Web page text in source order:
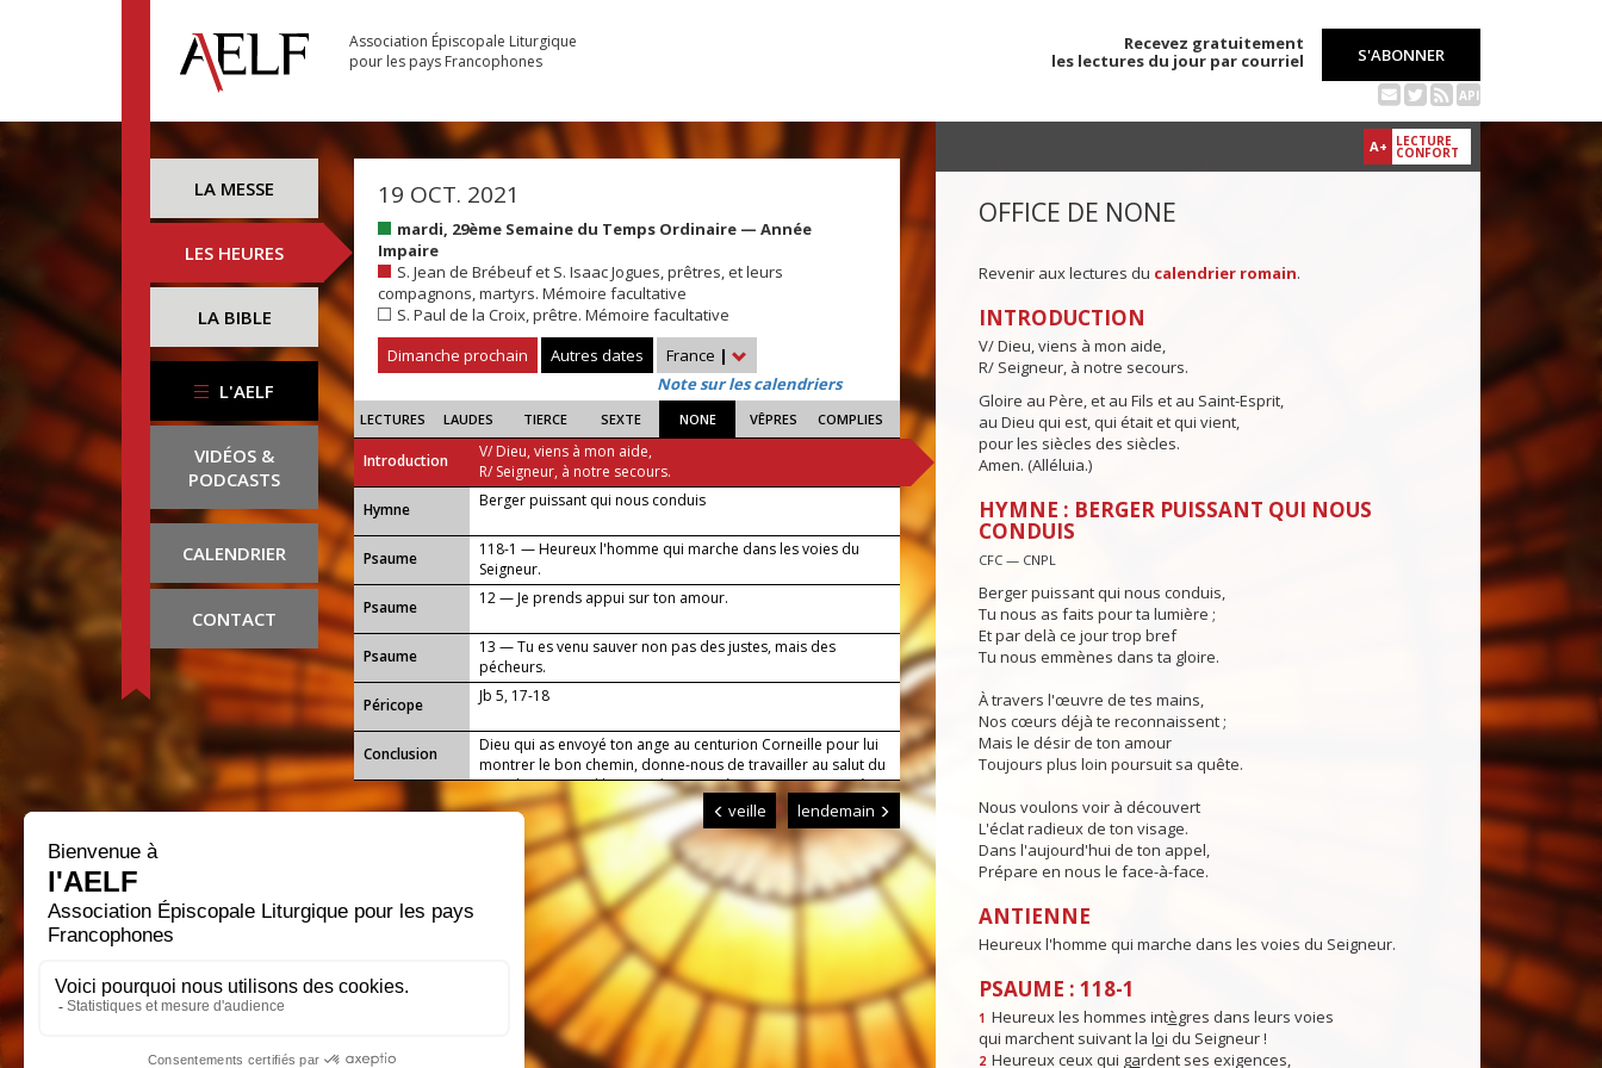
Association Épiscopale Liturgique
pour les pays Francophones
Recevez gratuitement
les lectures du jour par courriel
S'ABONNER
API
LA MESSE
LES HEURES
LA BIBLE
L'AELF
VIDÉOS &
PODCASTS
CALENDRIER
CONTACT
19 OCT. 2021
mardi, 29ème Semaine du Temps Ordinaire — Année
Impaire
S. Jean de Brébeuf et S. Isaac Jogues, prêtres, et leurs
compagnons, martyrs. Mémoire facultative
S. Paul de la Croix, prêtre. Mémoire facultative
Dimanche prochain
Autres dates France |
Note sur les calendriers
LECTURES LAUDES TIERCE SEXTE NONE VÊPRES COMPLIES
Introduction
V/ Dieu, viens à mon aide,
R/ Seigneur, à notre secours.
...
Hymne Berger puissant qui nous conduis
Psaume
118-1 — Heureux l'homme qui marche dans les voies du
Seigneur.
Psaume
12 — Je prends appui sur ton amour.
Psaume
13 — Tu es venu sauver non pas des justes, mais des
pécheurs.
Péricope
Jb 5, 17-18
Conclusion
Dieu qui as envoyé ton ange au centurion Corneille pour lui
montrer le bon chemin, donne-nous de travailler au salut du
monde : qu'avec l'humanité tout entière, en communion à
ton Eglise, nous parvenions jusqu'à toi. Par Jésus, le Christ,
notre Seigneur. Amen.
veille lendemain
A+ LECTURE
CONFORT
OFFICE DE NONE
Revenir aux lectures du calendrier romain.
INTRODUCTION
V/ Dieu, viens à mon aide,
R/ Seigneur, à notre secours.
Gloire au Père, et au Fils et au Saint-Esprit,
au Dieu qui est, qui était et qui vient,
pour les siècles des siècles.
Amen. (Alléluia.)
HYMNE : BERGER PUISSANT QUI NOUS
CONDUIS
CFC — CNPL
Berger puissant qui nous conduis,
Tu nous as faits pour ta lumière ;
Et par delà ce jour trop bref
Tu nous emmènes dans ta gloire.
À travers l'œuvre de tes mains,
Nos cœurs déjà te reconnaissent ;
Mais le désir de ton amour
Toujours plus loin poursuit sa quête.
Nous voulons voir à découvert
L'éclat radieux de ton visage.
Dans l'aujourd'hui de ton appel,
Prépare en nous le face-à-face.
ANTIENNE
Heureux l'homme qui marche dans les voies du Seigneur.
PSAUME : 118-1
1 Heureux les hommes intègres dans leurs voies
qui marchent suivant la loi du Seigneur !
2 Heureux ceux qui gardent ses exigences,